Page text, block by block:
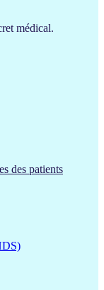
médical.
des patients